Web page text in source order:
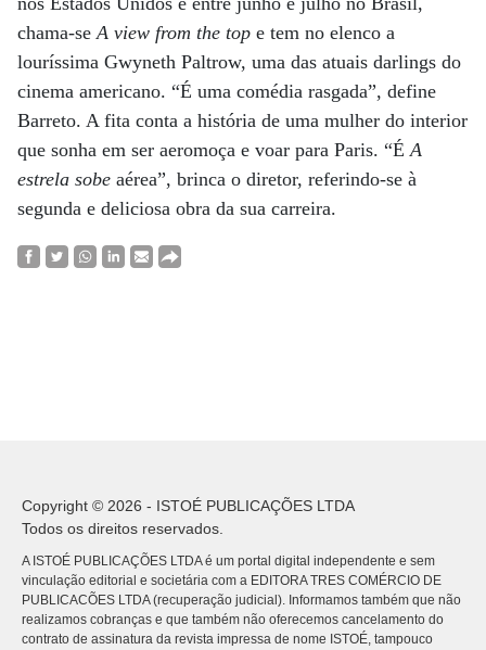
chama-seA view from the top e tem no elenco a
louríssima Gwyneth Paltrow, uma das atuais darlings do
cinema americano. “É uma comédia rasgada”, define
Barreto. A fita conta a história de uma mulher do interior
que sonha em ser aeromoça e voar para Paris. “ÉA
estrela sobe aérea”, brinca o diretor, referindo-se à
segunda e deliciosa obra da sua carreira.
Copyright © 2026 - ISTOÉ PUBLICAÇÕES LTDA
Todos os direitos reservados.
A ISTOÉ PUBLICAÇÕES LTDA é um portal digital independente e sem
vinculação editorial e societária com a EDITORA TRES COMÉRCIO DE
PUBLICACÕES LTDA (recuperação judicial). Informamos também que não
realizamos cobranças e que também não oferecemos cancelamento do
contrato de assinatura da revista impressa de nome ISTOÉ, tampouco